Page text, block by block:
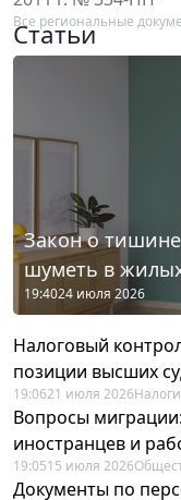
Все региональные
Статьи
Закон о
шуметь в
19:4024 июля 2026
Налоговый
позиции высших
19:0621 июля 2026
Вопросы
иностранцев и
19:0515 июля 2026
Документы по